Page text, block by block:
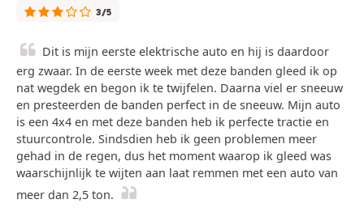
3/5
Dit is mijn eerste elektrische auto en hij is daardoor
erg zwaar. In de eerste week met deze banden gleed ik op
nat wegdek en begon ik te twijfelen. Daarna viel er sneeuw
en presteerden de banden perfect in de sneeuw. Mijn auto
is een 4x4 en met deze banden heb ik perfecte tractie en
stuurcontrole. Sindsdien heb ik geen problemen meer
gehad in de regen, dus het moment waarop ik gleed was
waarschijnlijk te wijten aan laat remmen met een auto van
meer dan 2,5 ton.